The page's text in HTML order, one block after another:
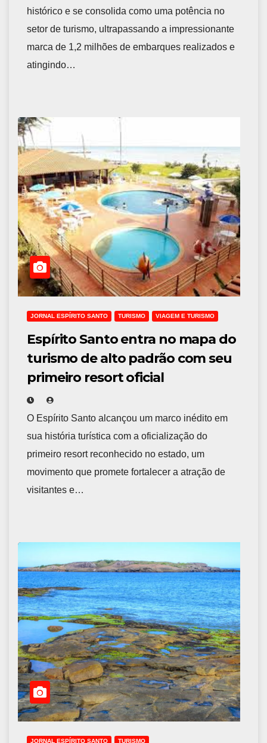
histórico e se consolida como uma potência no
setor de turismo, ultrapassando a impressionante
marca de 1,2 milhões de embarques realizados e
atingindo…
JORNAL ESPÍRITO SANTO TURISMO VIAGEM E TURISMO
Espírito Santo entra no mapa do
turismo de alto padrão com seu
primeiro resort oficial
O Espírito Santo alcançou um marco inédito em
sua história turística com a oficialização do
primeiro resort reconhecido no estado, um
movimento que promete fortalecer a atração de
visitantes e…
JORNAL ESPÍRITO SANTO TURISMO